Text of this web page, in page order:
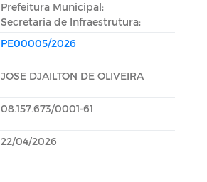
Prefeitura Municipal;
Secretaria de Infraestrutura;
PE00005/2026
JOSE DJAILTON DE OLIVEIRA
08.157.673/0001-61
22/04/2026